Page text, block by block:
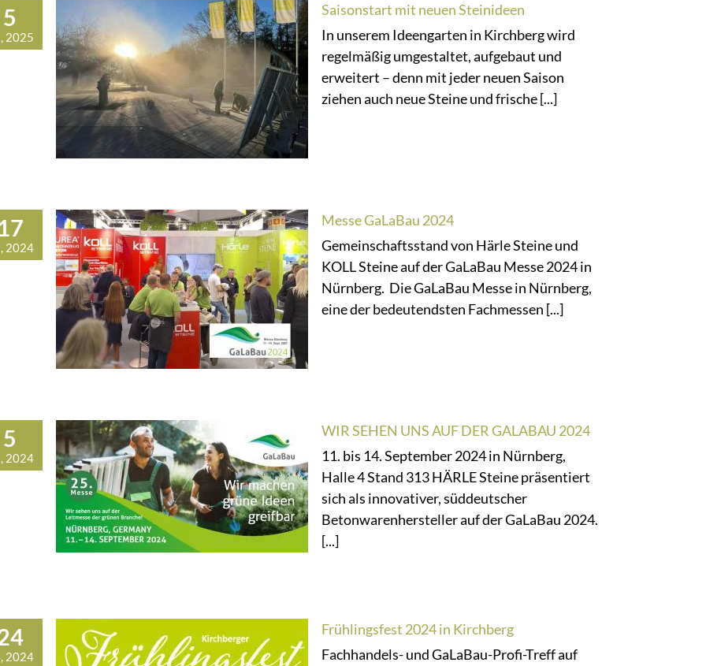
5
2025
Saisonstart mit neuen Steinideen
In unserem Ideengarten in Kirchberg wird
regelmäßig umgestaltet, aufgebaut und
erweitert – denn mit jeder neuen Saison
ziehen auch neue Steine und frische [...]
2024
Messe GaLaBau 2024
Gemeinschaftsstand von Härle Steine und
KOLL Steine auf der GaLaBau Messe 2024 in
Nürnberg. Die GaLaBau Messe in Nürnberg,
eine der bedeutendsten Fachmessen [...]
5
2024
WIR SEHEN UNS AUF DER GALABAU 2024
11. bis 14. September 2024 in Nürnberg,
Halle 4 Stand 313 HÄRLE Steine präsentiert
sich als innovativer, süddeutscher
Betonwarenhersteller auf der GaLaBau 2024.
[...]
2024
Frühlingsfest 2024 in Kirchberg
Fachhandels- und GaLaBau-Profi-Treff auf